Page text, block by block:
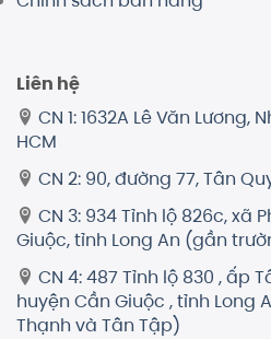
Liên hệ
CN 1: 1632A Lê Văn Lương,
HCM
CN 2: 90, đường 77, Tân
CN 3: 934 Tỉnh lộ 826c, xã
Giuộc, tỉnh Long An (gần
CN 4: 487 Tỉnh lộ 830 , ấp
huyện Cần Giuộc , tỉnh Long
Thạnh và Tân Tập)